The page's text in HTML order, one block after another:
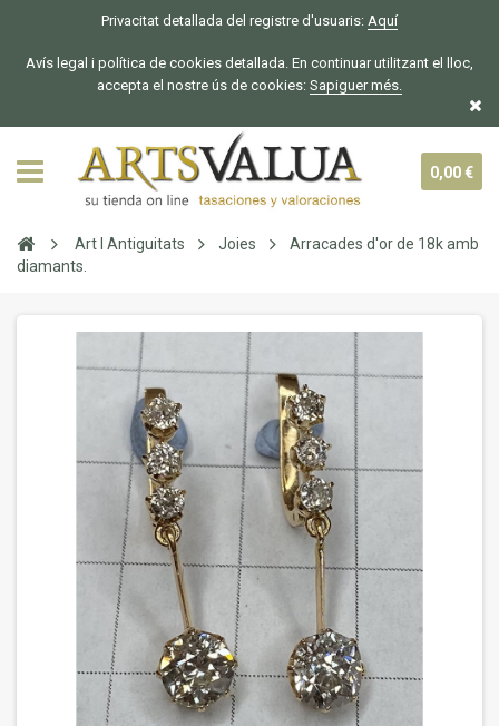
Privacitat detallada del registre d'usuaris: Aquí
Avís legal i política de cookies detallada. En continuar utilitzant el lloc,
accepta el nostre ús de cookies: Sapiguer més.
0,00 €
Art I Antiguitats Joies
Arracades d'or de 18k amb
diamants.